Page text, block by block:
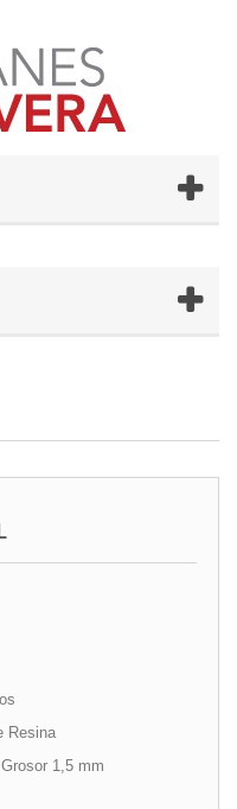
Resina
1,5 mm